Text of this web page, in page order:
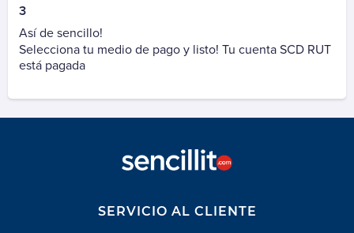
Cementerio
Parque Canaán
Parque Canaán Mantención
Parque del Recuerdo Crédito
Parque del Recuerdo Mantención
Parque del Sendero Mantención
3
Así de sencillo!
Selecciona tu medio de pago y listo! Tu cuenta SCD RUT
está pagada
SERVICIO AL CLIENTE